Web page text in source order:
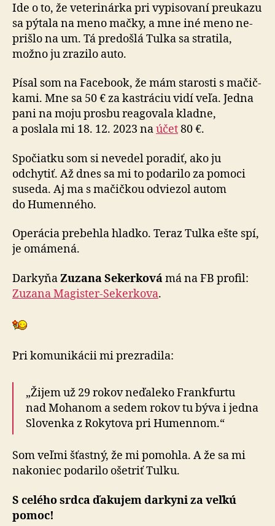
Ide o to, že veterinárka pri vypisovaní preukazu
sa pýtala na meno mačky, a mne iné meno ne­
prišlo na um. Tá pre­došlá Tulka sa stratila,
možno ju zrazilo auto.
Písal som na Facebook, že mám starosti s ma­čič­
kami. Mne sa 50 € za kastráciu vidí veľa. Jedna
pani na moju prosbu reagovala kladne,
a poslala mi 18. 12. 2023 naúčet80 €.
Spočiatku som si nevedel poradiť, ako ju
odchytiť. Až dnes sa mi to po­da­rilo za po­mo­ci
suseda. Aj ma s ma­čič­kou odviezol autom
do Hu­men­ného.
Operácia prebehla hladko. Teraz Tulka ešte spí,
je omá­mená.
DarkyňaZuzana Sekerkovámá na FB profil:
Zu­za­na Ma­gister-Se­ker­kova.
Pri komunikácii mi prezradila:
„Žijem už 29 rokov neďaleko Frankfurtu
nad Mo­ha­nom a sedem rokov tu býva i jedna
Slo­ven­ka z Ro­ky­to­va pri Hu­men­nom.“
Som veľmi šťastný, že mi pomohla. A že sa mi
na­ko­niec po­da­rilo ošetriť Tulku.
S celého srdca ďakujem darkyni za veľ­kú
pomoc!